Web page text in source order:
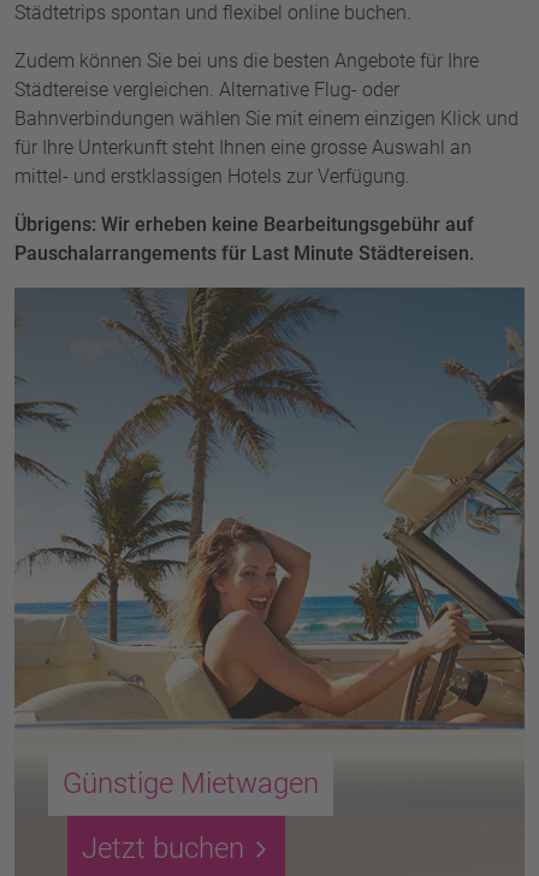
Städtetrips spontan und flexibel online buchen.
Zudem können Sie bei uns die besten Angebote für Ihre
Städtereise vergleichen. Alternative Flug- oder
Bahnverbindungen wählen Sie mit einem einzigen Klick und
für Ihre Unterkunft steht Ihnen eine grosse Auswahl an
mittel- und erstklassigen Hotels zur Verfügung.
Übrigens: Wir erheben keine Bearbeitungsgebühr auf
Pauschalarrangements für Last Minute Städtereisen.
Günstige Mietwagen
Jetzt buchen